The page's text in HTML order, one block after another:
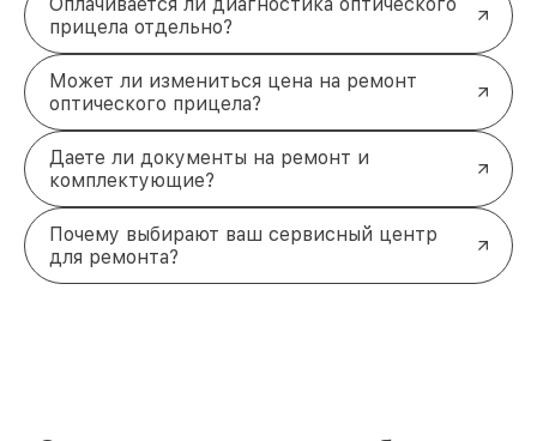
прицела отдельно?
Может ли измениться цена на ремонт
оптического прицела?
Даете ли документы на ремонт и
комплектующие?
Почему выбирают ваш сервисный центр
для ремонта?